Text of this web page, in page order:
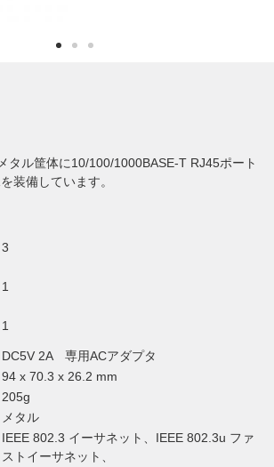
タル筐体に10/100/1000BASE-T RJ45ポート
装備しています。
3
1
1
DC5V 2A 専用ACアダプタ
94 x 70.3 x 26.2 mm
205g
メタル
IEEE 802.3 イーサネット、IEEE 802.3u ファ
ストイーサネット、